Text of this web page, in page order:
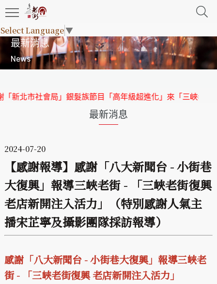
Select Language▼
最新消息
News
社會局」銀髮族節目「高年級超進化」來「三峽老街」取景
最新消息
2024-07-20
【感謝報導】感謝「八大新聞台 - 小街巷
大復興」報導三峽老街 - 「三峽老街復興
老店新開注入活力」（特別感謝人氣主
播宋芷寧及攝影團隊採訪報導）
感謝「八大新聞台 - 小街巷大復興」報導三峽老
街 - 「三峽老街復興 老店新開注入活力」